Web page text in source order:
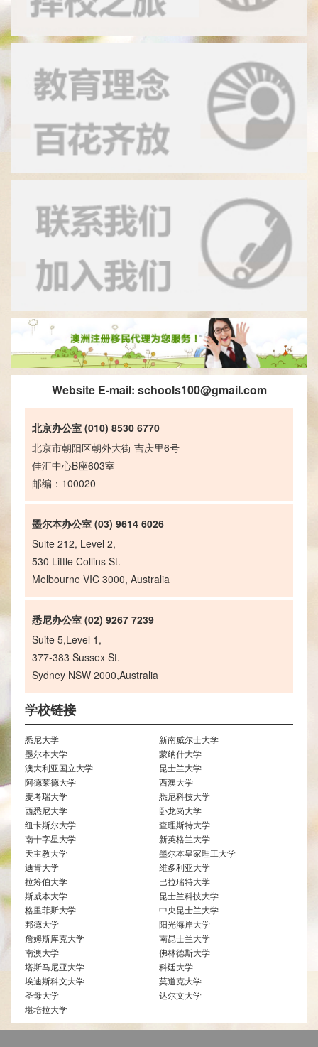
Website E-mail: schools100@gmail.com
北京办公室 (010) 8530 6770
北京市朝阳区朝外大街 吉庆里6号
佳汇中心B座603室
邮编：100020
墨尔本办公室 (03) 9614 6026
Suite 212, Level 2,
530 Little Collins St.
Melbourne VIC 3000, Australia
悉尼办公室 (02) 9267 7239
Suite 5,Level 1,
377-383 Sussex St.
Sydney NSW 2000,Australia
学校链接
悉尼大学
新南威尔士大学
墨尔本大学
蒙纳什大学
澳大利亚国立大学
昆士兰大学
阿德莱德大学
西澳大学
麦考瑞大学
悉尼科技大学
西悉尼大学
卧龙岗大学
纽卡斯尔大学
查理斯特大学
南十字星大学
新英格兰大学
天主教大学
墨尔本皇家理工大学
迪肯大学
维多利亚大学
拉筹伯大学
巴拉瑞特大学
斯威本大学
昆士兰科技大学
格里菲斯大学
中央昆士兰大学
邦德大学
阳光海岸大学
詹姆斯库克大学
南昆士兰大学
南澳大学
佛林德斯大学
塔斯马尼亚大学
科廷大学
埃迪斯科文大学
莫道克大学
圣母大学
达尔文大学
堪培拉大学